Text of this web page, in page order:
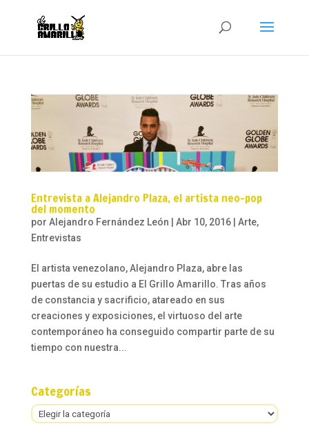
Entrevista a Alejandro Plaza, el artista neo-pop
del momento
por Alejandro Fernández León Abr 10, 2016| Arte,
Entrevistas
El artista venezolano, Alejandro Plaza, abre las
puertas de su estudio a El Grillo Amarillo. Tras años
de constancia y sacrificio, atareado en sus
creaciones y exposiciones, el virtuoso del arte
contemporáneo ha conseguido compartir parte de su
tiempo con nuestra...
Categorías
Categorías